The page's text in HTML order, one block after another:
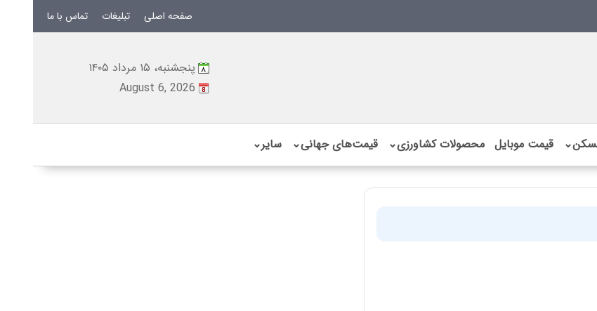
صفحه اصلی تبلیغات تماس با ما
پنجشنبه، ۱۵ مرداد ۱۴۰۵
August 6, 2026
⌄ قیمت موبایل محصولات کشاورزی⌄ قیمت‌های جهانی⌄ سایر⌄